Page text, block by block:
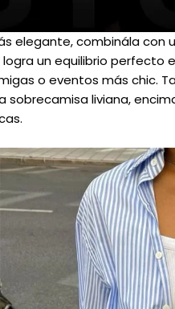
elegante, combinála
logra un equilibrio perfecto
o eventos más chic.
sobrecamisa liviana,